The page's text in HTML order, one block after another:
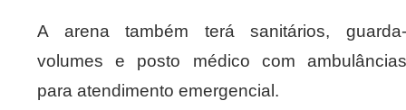
A arena também terá sanitários, guarda-
volumes e posto médico com ambulâncias
para atendimento emergencial.